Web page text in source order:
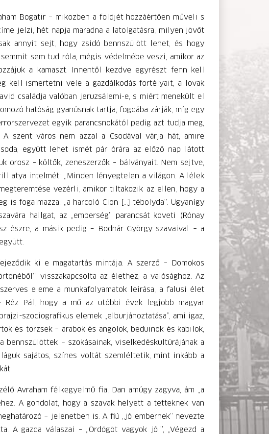
Bogatir – miközben a földjét hozzáértően műveli s
jelzi, hét napja maradna a latolgatásra, milyen jövőt
annyit sejt, hogy zsidó bennszülött lehet, és hogy
sem tud róla, mégis védelmébe veszi, amikor az
a kamaszt. Innentől kezdve egyrészt fenn kell
kell ismertetni vele a gazdálkodás fortélyait, a lovak
családja valóban jeruzsálemi-e, s miért menekült el
hatóság gyanúsnak tartja, fogdába zárják, míg egy
egyik parancsnokától pedig azt tudja meg,
szent város nem azzal a Csodával várja hát, amire
együtt lehet ismét pár órára az előző nap látott
orosz – költők, zeneszerzők – bálványait. Nem sejtve,
atya intelmét: „Minden lényegtelen a világon. A lélek
vezérli, amikor tiltakozik az ellen, hogy a
fogalmazza: „a harcoló Cion […] tébolyda”. Ugyanígy
hallgat, az „emberség” parancsát követi (Rónay
észre, a másik pedig – Bodnár György szavaival – a
ki e magatartás mintája. A szerző – Domokos
visszakapcsolta az élethez, a valósághoz. Az
eleme a munkafolyamatok leírása, a falusi élet
Pál, hogy a mű az utóbbi évek legjobb magyar
szociografikus elemek „elburjánoztatása”, ami igaz,
és törzsek – arabok és angolok, beduinok és kabilok,
– szokásainak, viselkedéskultúrájának a
sajátos, színes voltát szemléltetik, mint inkább a
Avraham félkegyelmű fia, Dan amúgy zagyva, ám „a
A gondolat, hogy a szavak helyett a tetteknek van
– jelenetben is. A fiú „jó embernek” nevezte
A gazda válaszai – „Ördögöt vagyok jó!”, „Végezd a